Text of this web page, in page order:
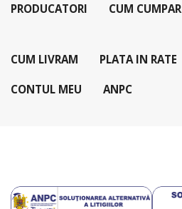
PRODUCATORI CUM CUMPAR
CUM LIVRAM PLATA IN RATE
CONTUL MEU ANPC